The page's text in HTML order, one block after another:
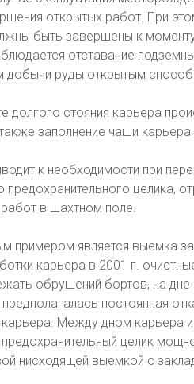
открытых работ. При
быть завершены к
отставание
добычи руды открытым
долгого стояния карьера
заполнение чаши
к необходимости при
предохранительного целика,
в шахтном поле.
примером является выемка
карьера в 2001 г.
обрушений бортов, на
постоянная
карьера. Между дном карьера
целик
нисходящей выемкой с